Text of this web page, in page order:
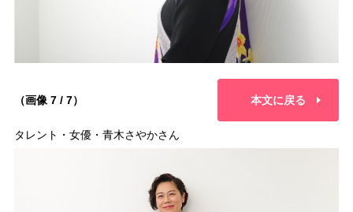
（画像 7 / 7） 本文に戻る
タレント・女優・青木さやかさん